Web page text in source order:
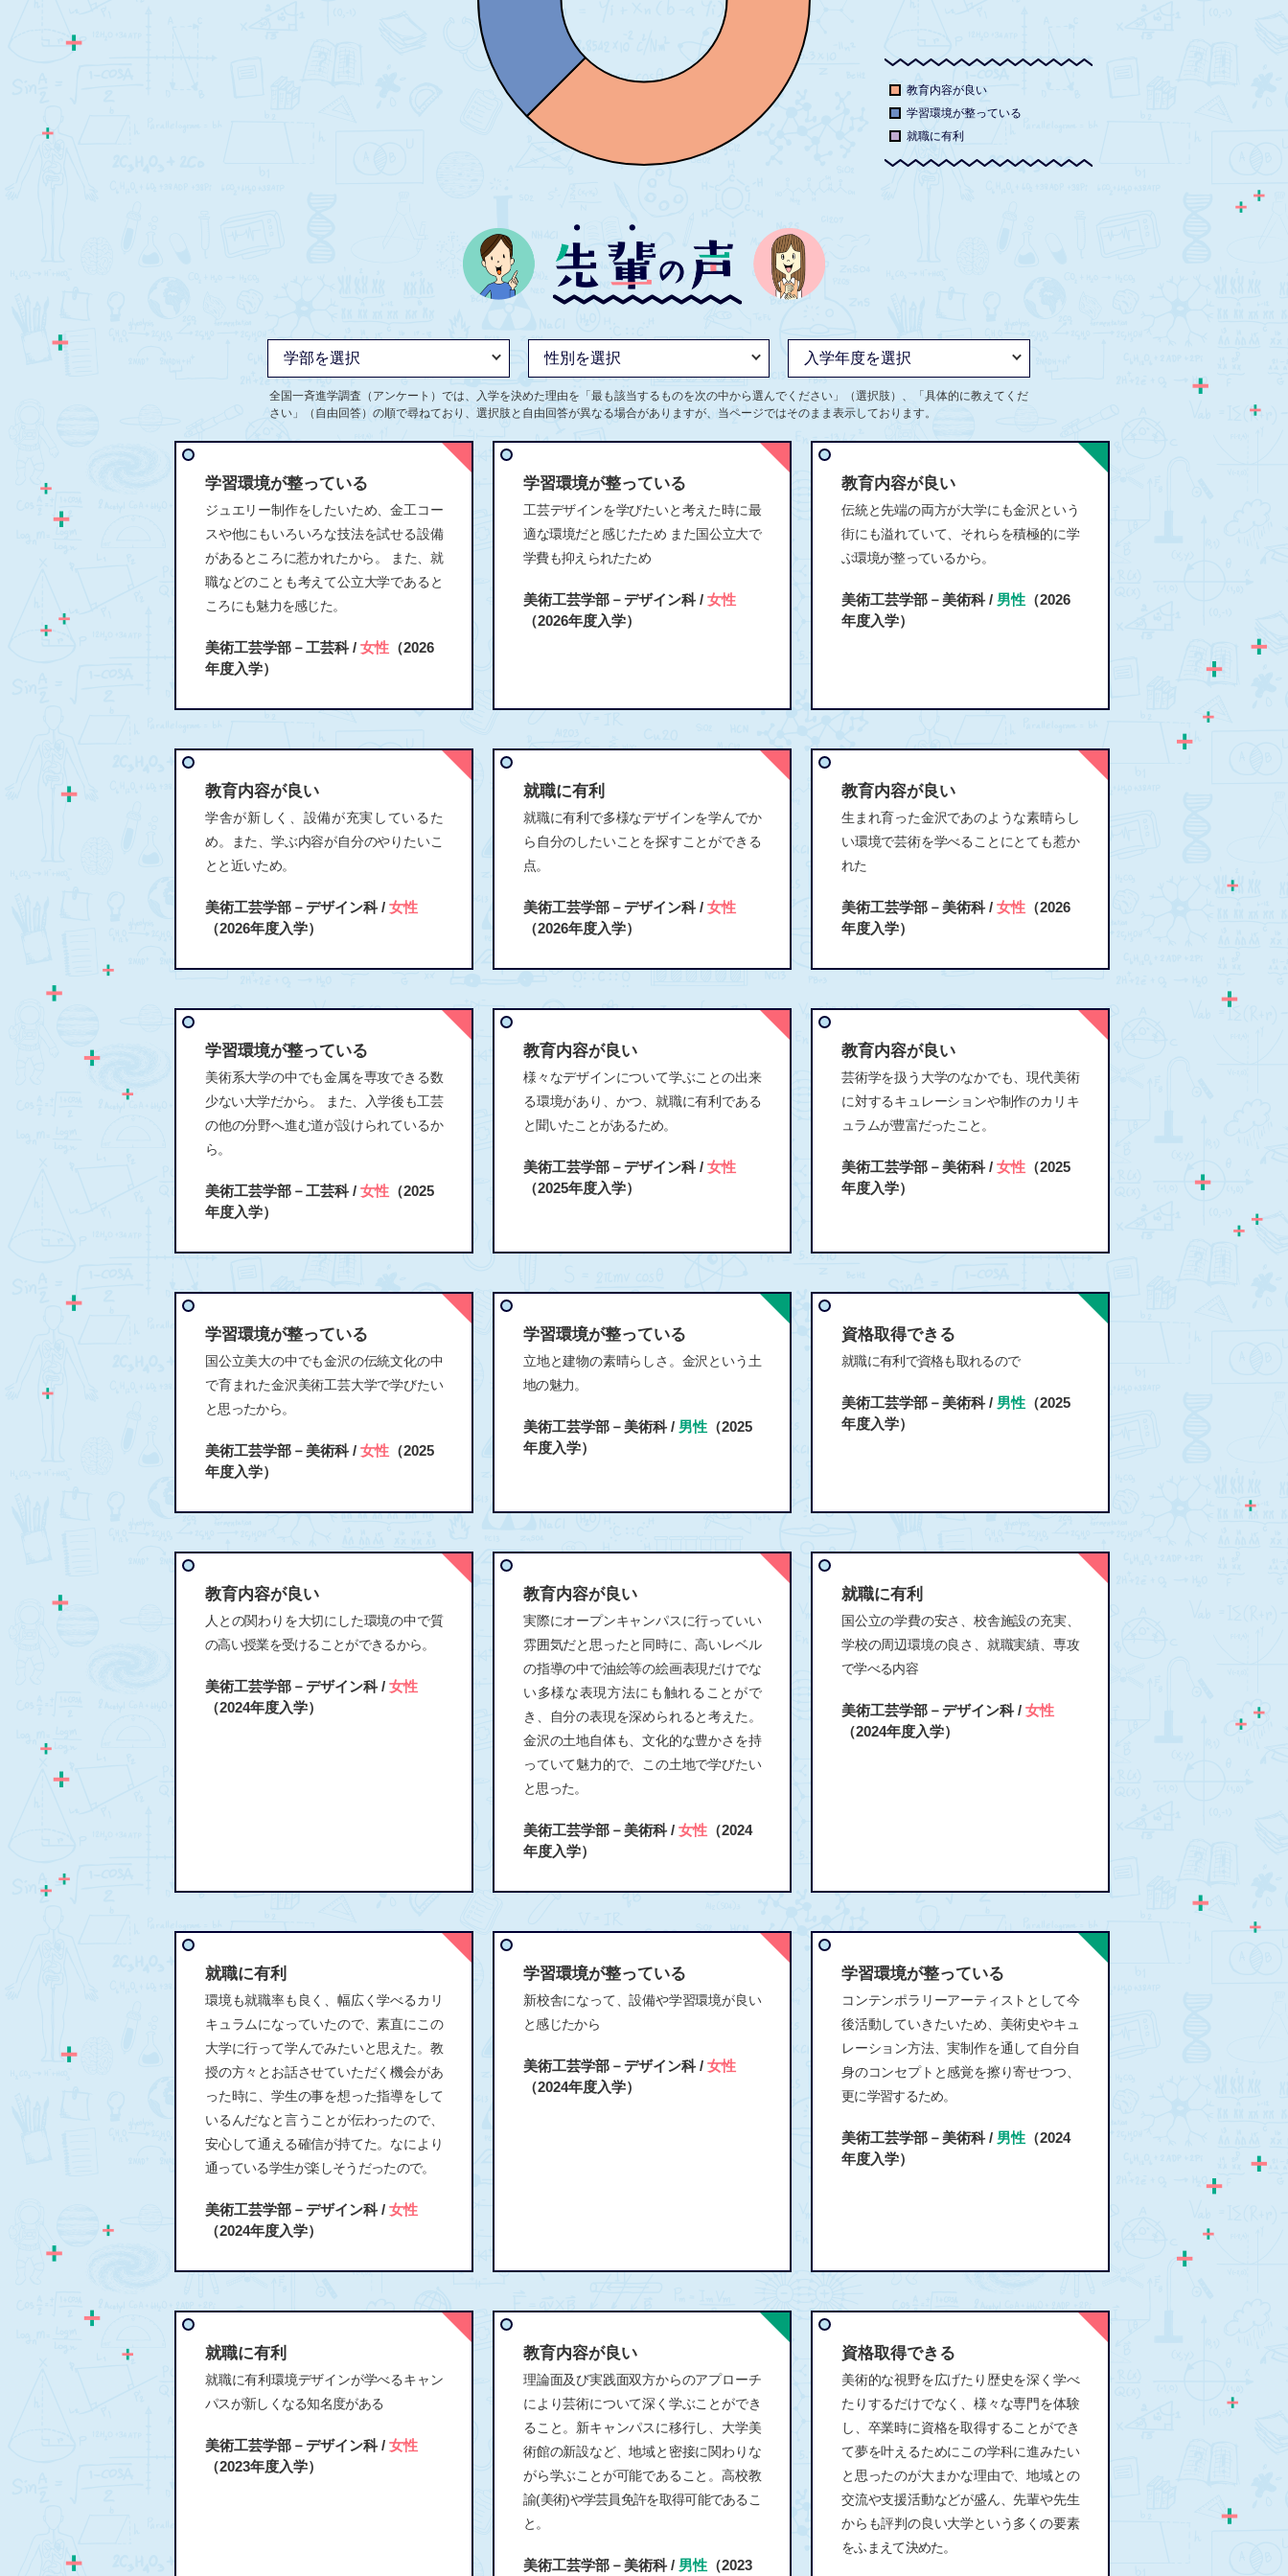
教育内容が良い
学習環境が整っている
就職に有利
全国一斉進学調査（アンケート）では、入学を決めた理由を「最も該当するものを次の中から選んでください」（選択肢）、「具体的に教えてくだ
さい」（自由回答）の順で尋ねており、選択肢と自由回答が異なる場合がありますが、当ページではそのまま表示しております。
学習環境が整っている
ジュエリー制作をしたいため、金工コー
スや他にもいろいろな技法を試せる設備
があるところに惹かれたから。 また、就
職などのことも考えて公立大学であると
ころにも魅力を感じた。
美術工芸学部－工芸科 / 女性 （2026
年度入学）
学習環境が整っている
工芸デザインを学びたいと考えた時に最
適な環境だと感じたため また国公立大で
学費も抑えられたため
美術工芸学部－デザイン科 / 女性
（2026年度入学）
教育内容が良い
伝統と先端の両方が大学にも金沢という
街にも溢れていて、それらを積極的に学
ぶ環境が整っているから。
美術工芸学部－美術科 / 男性 （2026
年度入学）
教育内容が良い
学舎が新しく、設備が充実しているた
め。また、学ぶ内容が自分のやりたいこ
とと近いため。
美術工芸学部－デザイン科 / 女性
（2026年度入学）
就職に有利
就職に有利で多様なデザインを学んでか
ら自分のしたいことを探すことができる
点。
美術工芸学部－デザイン科 / 女性
（2026年度入学）
教育内容が良い
生まれ育った金沢であのような素晴らし
い環境で芸術を学べることにとても惹か
れた
美術工芸学部－美術科 / 女性 （2026
年度入学）
学習環境が整っている
美術系大学の中でも金属を専攻できる数
少ない大学だから。 また、入学後も工芸
の他の分野へ進む道が設けられているか
ら。
美術工芸学部－工芸科 / 女性 （2025
年度入学）
教育内容が良い
様々なデザインについて学ぶことの出来
る環境があり、かつ、就職に有利である
と聞いたことがあるため。
美術工芸学部－デザイン科 / 女性
（2025年度入学）
教育内容が良い
芸術学を扱う大学のなかでも、現代美術
に対するキュレーションや制作のカリキ
ュラムが豊富だったこと。
美術工芸学部－美術科 / 女性 （2025
年度入学）
学習環境が整っている
国公立美大の中でも金沢の伝統文化の中
で育まれた金沢美術工芸大学で学びたい
と思ったから。
美術工芸学部－美術科 / 女性 （2025
年度入学）
学習環境が整っている
立地と建物の素晴らしさ。金沢という土
地の魅力。
美術工芸学部－美術科 / 男性 （2025
年度入学）
資格取得できる
就職に有利で資格も取れるので
美術工芸学部－美術科 / 男性 （2025
年度入学）
教育内容が良い
人との関わりを大切にした環境の中で質
の高い授業を受けることができるから。
美術工芸学部－デザイン科 / 女性
（2024年度入学）
教育内容が良い
実際にオープンキャンパスに行っていい
雰囲気だと思ったと同時に、高いレベル
の指導の中で油絵等の絵画表現だけでな
い多様な表現方法にも触れることがで
き、自分の表現を深められると考えた。
金沢の土地自体も、文化的な豊かさを持
っていて魅力的で、この土地で学びたい
と思った。
美術工芸学部－美術科 / 女性 （2024
年度入学）
就職に有利
国公立の学費の安さ、校舎施設の充実、
学校の周辺環境の良さ、就職実績、専攻
で学べる内容
美術工芸学部－デザイン科 / 女性
（2024年度入学）
就職に有利
環境も就職率も良く、幅広く学べるカリ
キュラムになっていたので、素直にこの
大学に行って学んでみたいと思えた。教
授の方々とお話させていただく機会があ
った時に、学生の事を想った指導をして
いるんだなと言うことが伝わったので、
安心して通える確信が持てた。なにより
通っている学生が楽しそうだったので。
美術工芸学部－デザイン科 / 女性
（2024年度入学）
学習環境が整っている
新校舎になって、設備や学習環境が良い
と感じたから
美術工芸学部－デザイン科 / 女性
（2024年度入学）
学習環境が整っている
コンテンポラリーアーティストとして今
後活動していきたいため、美術史やキュ
レーション方法、実制作を通して自分自
身のコンセプトと感覚を擦り寄せつつ、
更に学習するため。
美術工芸学部－美術科 / 男性 （2024
年度入学）
就職に有利
就職に有利環境デザインが学べるキャン
パスが新しくなる知名度がある
美術工芸学部－デザイン科 / 女性
（2023年度入学）
教育内容が良い
理論面及び実践面双方からのアプローチ
により芸術について深く学ぶことができ
ること。新キャンパスに移行し、大学美
術館の新設など、地域と密接に関わりな
がら学ぶことが可能であること。高校教
諭(美術)や学芸員免許を取得可能であるこ
と。
美術工芸学部－美術科 / 男性 （2023
資格取得できる
美術的な視野を広げたり歴史を深く学べ
たりするだけでなく、様々な専門を体験
し、卒業時に資格を取得することができ
て夢を叶えるためにこの学科に進みたい
と思ったのが大まかな理由で、地域との
交流や支援活動などが盛ん、先輩や先生
からも評判の良い大学という多くの要素
をふまえて決めた。